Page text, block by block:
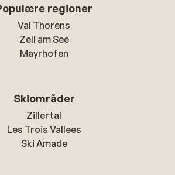
regioner
Val Thorens
Zell am See
Mayrhofen
Skiområder
Zillertal
Les Trois Vallees
Ski Amade